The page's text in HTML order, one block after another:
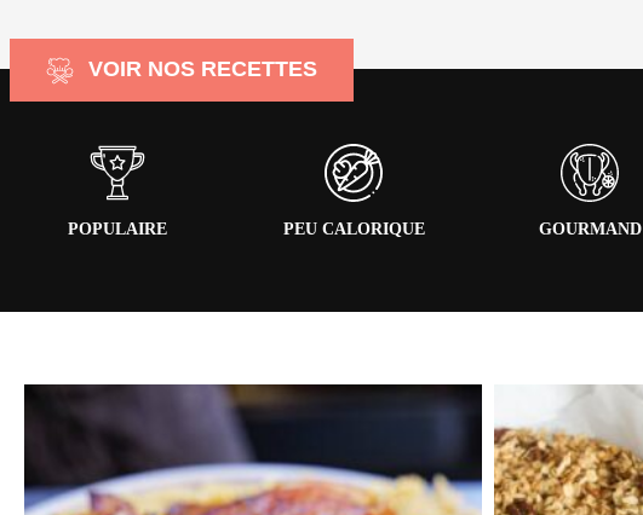
VOIR NOS RECETTES
POPULAIRE PEU CALORIQUE GOURMAND